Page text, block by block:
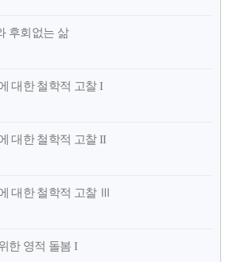
후회없는 삶
대한 철학적 고찰 I
대한 철학적 고찰 II
대한 철학적 고찰 Ⅲ
한 영적 돌봄 I